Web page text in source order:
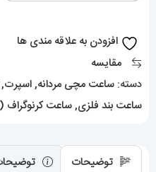
heuer
Monaco
افزودن به علاقه مندی ها
مقایسه
دسته: ساعت مچی مردانه,اسپرت
ساعت بند فلزی,ساعت کرنوگراف
توضیحات